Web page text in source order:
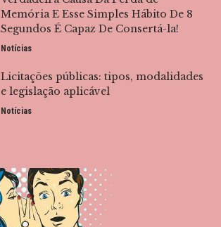
Memória E Esse Simples Hábito De 8
Segundos É Capaz De Consertá-la!
Notícias
Licitações públicas: tipos, modalidades
e legislação aplicável
Notícias